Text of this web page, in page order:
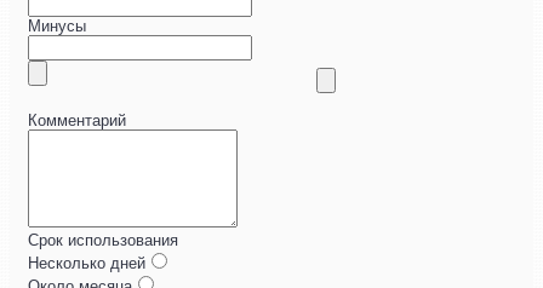
Минусы
Комментарий
Срок использования
Несколько дней